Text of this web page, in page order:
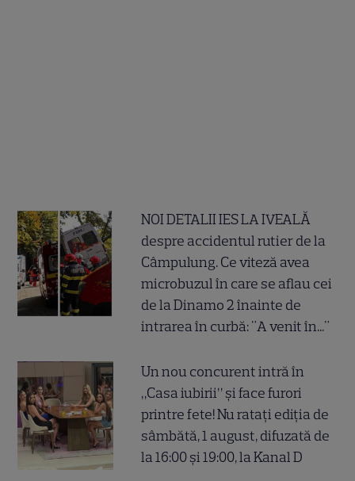
NOI DETALII IES LA IVEALĂ
despre accidentul rutier de la
Câmpulung. Ce viteză avea
microbuzul în care se aflau cei
de la Dinamo 2 înainte de
intrarea în curbă: "A venit în..."
Un nou concurent intră în
„Casa iubirii” și face furori
printre fete! Nu ratați ediția de
sâmbătă, 1 august, difuzată de
la 16:00 și 19:00, la Kanal D